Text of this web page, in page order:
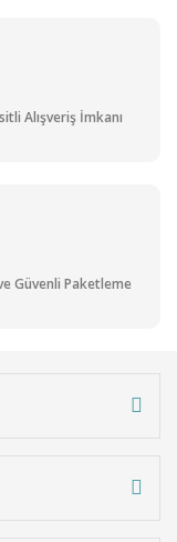
Alışveriş İmkanı
ve Güvenli Paketleme